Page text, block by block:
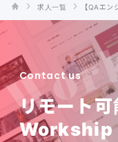
求人一覧 【QAエ
Contact us
リモート
Workship